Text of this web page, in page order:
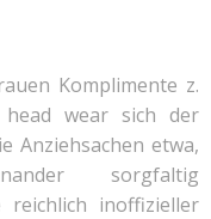
Komplimente z.
head wear sich der
Anziehsachen etwa,
sorgfaltig
reichlich inoffizieller